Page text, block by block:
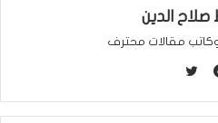
الدين
مقالات محترف
ي
ي